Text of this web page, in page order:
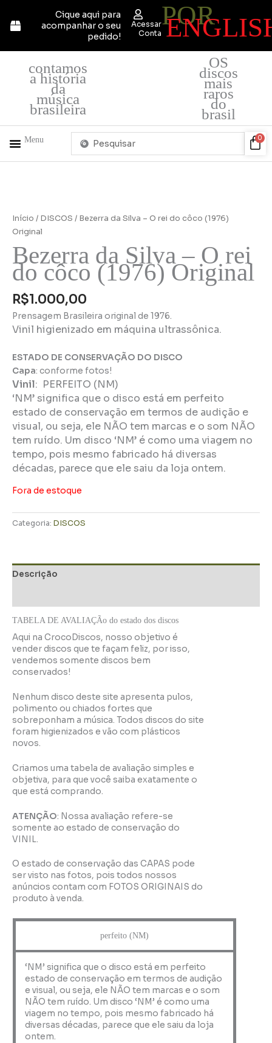
para
Cique aqui para
acompanhar o seu
pedido!
Acessar
Conta
POR
contamos
a história
da
música
brasileira
OS
discos
mais
raros
do
brasil
Menu
Pesquisar
0
Início / DISCOS / Bezerra da Silva – O rei do côco (1976)
Original
Bezerra da Silva – O rei
do côco (1976) Original
R$1.000,00
Prensagem Brasileira original de 1976.
Vinil higienizado em máquina ultrassônica.
ESTADO DE CONSERVAÇÃO DO DISCO
Capa: conforme fotos!
Vinil: PERFEITO (NM)
‘NM’ significa que o disco está em perfeito
estado de conservação em termos de audição e
visual, ou seja, ele NÃO tem marcas e o som NÃO
tem ruído. Um disco ‘NM’ é como uma viagem no
tempo, pois mesmo fabricado há diversas
décadas, parece que ele saiu da loja ontem.
Fora de estoque
Categoria: DISCOS
Descrição
TABELA DE AVALIAÇÃo do estado dos discos
Aqui na CrocoDiscos, nosso objetivo é
vender discos que te façam feliz, por isso,
vendemos somente discos bem
conservados!
Nenhum disco deste site apresenta pulos,
polimento ou chiados fortes que
sobreponham a música. Todos discos do site
foram higienizados e vão com plásticos
novos.
Criamos uma tabela de avaliação simples e
objetiva, para que você saiba exatamente o
que está comprando.
ATENÇÃO: Nossa avaliação refere-se
somente ao estado de conservação do
VINIL.
O estado de conservação das CAPAS pode
ser visto nas fotos, pois todos nossos
anúncios contam com FOTOS ORIGINAIS do
produto à venda.
perfeito (NM)
‘NM’ significa que o disco está em perfeito
estado de conservação em termos de audição
e visual, ou seja, ele NÃO tem marcas e o som
NÃO tem ruído. Um disco ‘NM’ é como uma
viagem no tempo, pois mesmo fabricado há
diversas décadas, parece que ele saiu da loja
ontem.